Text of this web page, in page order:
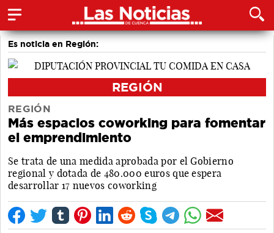
Es noticia en Región:
REGIÓN
REGIÓN
Más espacios coworking para fomentar
el emprendimiento
Se trata de una medida aprobada por el Gobierno
regional y dotada de 480.000 euros que espera
desarrollar 17 nuevos coworking